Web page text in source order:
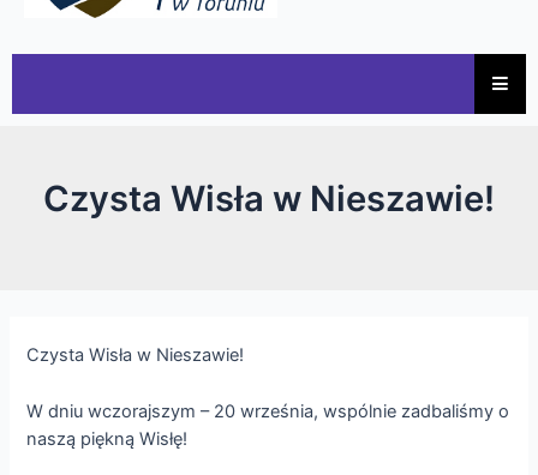
Czysta Wisła w Nieszawie!
Czysta Wisła w Nieszawie!
W dniu wczorajszym – 20 września, wspólnie zadbaliśmy o
naszą piękną Wisłę!